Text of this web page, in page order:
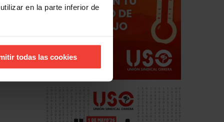
en la parte inferior de
todas las cookies